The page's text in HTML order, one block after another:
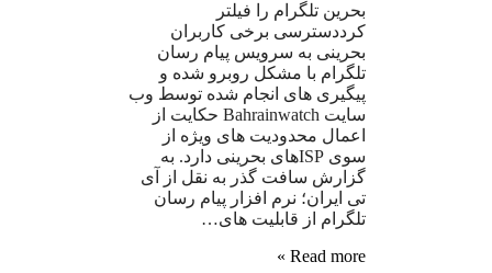
بحرین تلگرام را فیلتر
کرددسترسی برخی کاربران
بحرینی به سرویس پیام رسان
تلگرام با مشکل روبرو شده و
پیگیری های انجام شده توسط وب
سایت Bahrainwatch حکایت از
اعمال محدودیت های ویژه از
سوی ISPهای بحرینی دارد. به
گزارش سافت گذر به نقل از آی
تی ایران؛ نرم افزار پیام رسان
تلگرام از قابلیت های…
Read more »